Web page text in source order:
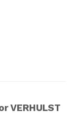
VERHULST